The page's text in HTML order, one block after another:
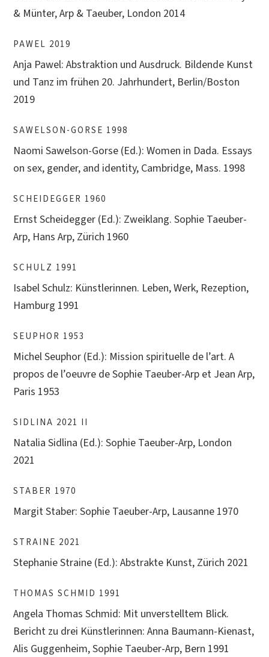
& Münter, Arp & Taeuber, London 2014
PAWEL 2019
Anja Pawel: Abstraktion und Ausdruck. Bildende Kunst
und Tanz im frühen 20. Jahrhundert, Berlin/Boston
2019
SAWELSON-GORSE 1998
Naomi Sawelson-Gorse (Ed.): Women in Dada. Essays
on sex, gender, and identity, Cambridge, Mass. 1998
SCHEIDEGGER 1960
Ernst Scheidegger (Ed.): Zweiklang. Sophie Taeuber-
Arp, Hans Arp, Zürich 1960
SCHULZ 1991
Isabel Schulz: Künstlerinnen. Leben, Werk, Rezeption,
Hamburg 1991
SEUPHOR 1953
Michel Seuphor (Ed.): Mission spirituelle de l’art. A
propos de l’oeuvre de Sophie Taeuber-Arp et Jean Arp,
Paris 1953
SIDLINA 2021 II
Natalia Sidlina (Ed.): Sophie Taeuber-Arp, London
2021
STABER 1970
Margit Staber: Sophie Taeuber-Arp, Lausanne 1970
STRAINE 2021
Stephanie Straine (Ed.): Abstrakte Kunst, Zürich 2021
THOMAS SCHMID 1991
Angela Thomas Schmid: Mit unverstelltem Blick.
Bericht zu drei Künstlerinnen: Anna Baumann-Kienast,
Alis Guggenheim, Sophie Taeuber-Arp, Bern 1991